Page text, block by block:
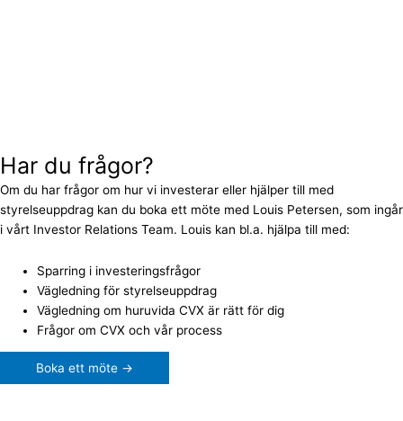
Har du frågor?
Om du har frågor om hur vi investerar eller hjälper till med
styrelseuppdrag kan du boka ett möte med Louis Petersen, som ingår
i vårt Investor Relations Team. Louis kan bl.a. hjälpa till med:
Sparring i investeringsfrågor
Vägledning för styrelseuppdrag
Vägledning om huruvida CVX är rätt för dig
Frågor om CVX och vår process
Boka ett möte →